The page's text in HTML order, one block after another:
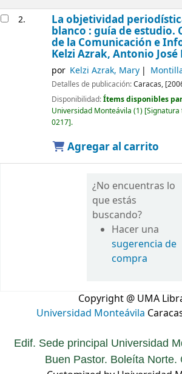
2. La objetividad
blanco : guía de estudio.
de la Comunicación e
Kelzi Azrak, Antonio
por Kelzi Azrak, Mary
Detalles de publicación:Caracas,
Disponibilidad:Ítems disponibles
Universidad Monteávila (1)
0217 .
Agregar al carrito
¿No encuentras lo
que estás
buscando?
Hacer una
sugerencia de
compra
Copyright @ UMA
Universidad Monteávila
Edif. Sede principal Universidad
Buen Pastor. Boleíta Norte.